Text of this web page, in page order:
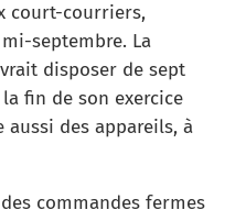
court-courriers,
septembre. La
disposer de sept
fin de son exercice
des appareils, à
commandes fermes